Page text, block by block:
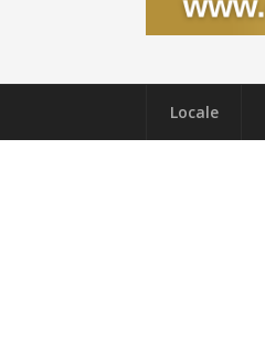
Locale